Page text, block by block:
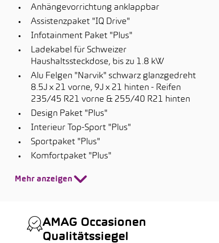
Anhängevorrichtung anklappbar
Assistenzpaket "IQ Drive"
Infotainment Paket "Plus"
Ladekabel für Schweizer
Haushaltssteckdose, bis zu 1.8 kW
Alu Felgen "Narvik" schwarz glanzgedreht
8.5J x 21 vorne, 9J x 21 hinten - Reifen
235/45 R21 vorne & 255/40 R21 hinten
Design Paket "Plus"
Interieur Top-Sport "Plus"
Sportpaket "Plus"
Komfortpaket "Plus"
Mehr anzeigen
AMAG Occasionen
Qualitätssiegel